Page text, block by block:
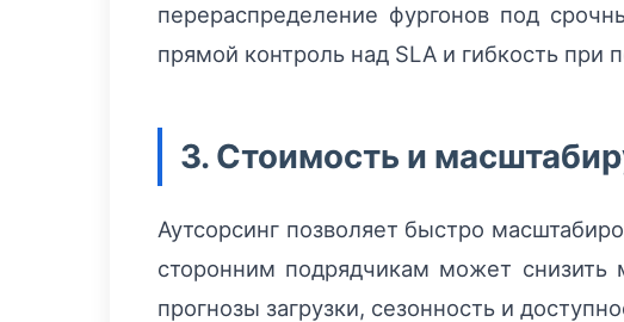
перераспределение фургонов под
прямой контроль над SLA и гибкость при
3. Стоимость и
Аутсорсинг позволяет быстро
сторонним подрядчикам может снизить
прогнозы загрузки, сезонность и